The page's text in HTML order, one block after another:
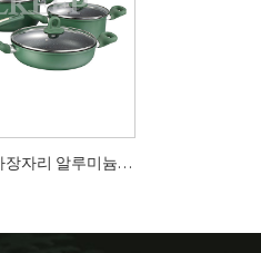
고무 손잡이 압연 가장자리 알루미늄 붙지 않는 조리기구 세트